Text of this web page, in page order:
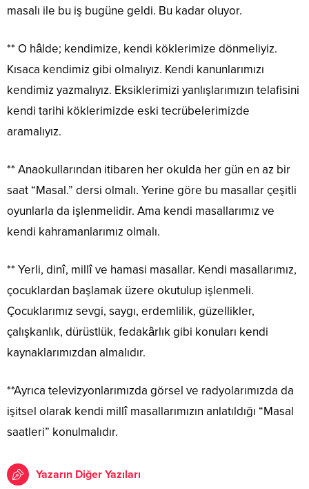
masalı ile bu iş bugüne geldi. Bu kadar oluyor.
** O hâlde; kendimize, kendi köklerimize dönmeliyiz.
Kısaca kendimiz gibi olmalıyız. Kendi kanunlarımızı
kendimiz yazmalıyız. Eksiklerimizi yanlışlarımızın telafisini
kendi tarihi köklerimizde eski tecrübelerimizde
aramalıyız.
** Anaokullarından itibaren her okulda her gün en az bir
saat “Masal.” dersi olmalı. Yerine göre bu masallar çeşitli
oyunlarla da işlenmelidir. Ama kendi masallarımız ve
kendi kahramanlarımız olmalı.
** Yerli, dinî, millî ve hamasi masallar. Kendi masallarımız,
çocuklardan başlamak üzere okutulup işlenmeli.
Çocuklarımız sevgi, saygı, erdemlilik, güzellikler,
çalışkanlık, dürüstlük, fedakârlık gibi konuları kendi
kaynaklarımızdan almalıdır.
**Ayrıca televizyonlarımızda görsel ve radyolarımızda da
işitsel olarak kendi millî masallarımızın anlatıldığı “Masal
saatleri” konulmalıdır.
Yazarın Diğer Yazıları